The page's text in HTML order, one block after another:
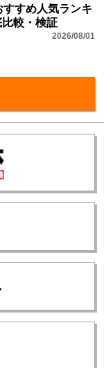
すすめ人気ランキ
較・検証
2026/08/01